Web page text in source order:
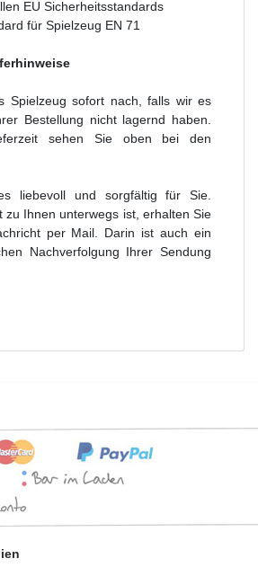
EU Sicherheitsstandards
für Spielzeug EN 71
Spielzeug sofort nach, falls wir es
Bestellung nicht lagernd haben.
sehen Sie oben bei den
liebevoll und sorgfältig für Sie.
zu Ihnen unterwegs ist, erhalten Sie
per Mail. Darin ist auch ein
Nachverfolgung Ihrer Sendung